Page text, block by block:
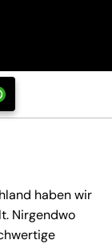
haben wir
Nirgendwo